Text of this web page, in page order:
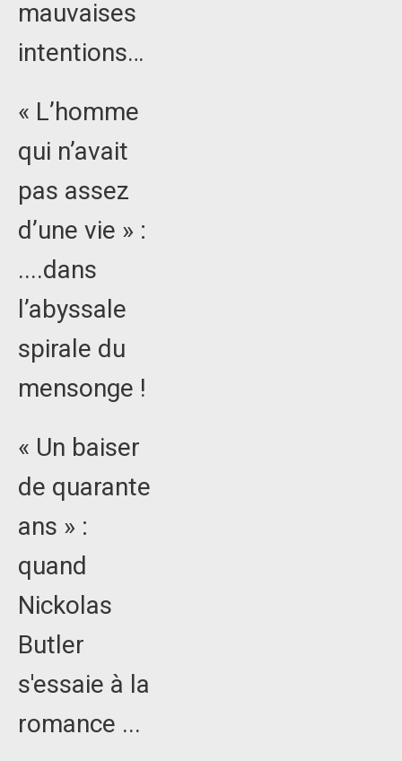
mauvaises
intentions…
« L’homme
qui n’avait
pas assez
d’une vie » :
....dans
l’abyssale
spirale du
mensonge !
« Un baiser
de quarante
ans » :
quand
Nickolas
Butler
s'essaie à la
romance ...